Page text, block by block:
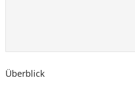
Überblick